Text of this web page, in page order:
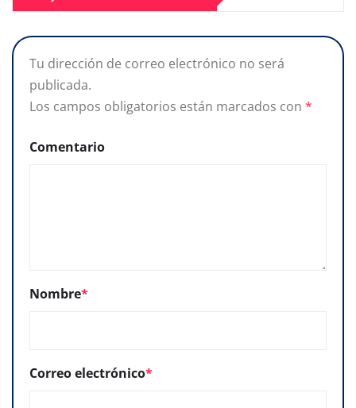
Tu dirección de correo electrónico no será
publicada.
Los campos obligatorios están marcados con *
Comentario
Nombre*
Correo electrónico*